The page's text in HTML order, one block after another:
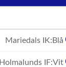
Mariedals IK:Blå
Holmalunds IF:Vit